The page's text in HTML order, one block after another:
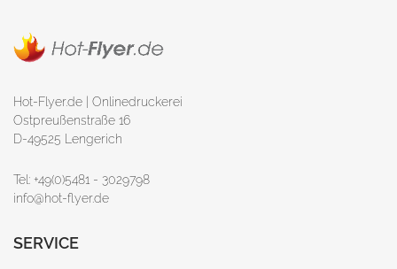
Hot-Flyer.de | Onlinedruckerei
Ostpreußenstraße 16
D-49525 Lengerich
Tel: +49(0)5481 - 3029798
info@hot-flyer.de
SERVICE